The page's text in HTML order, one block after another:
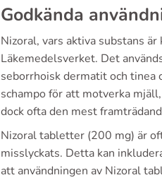
Godkända
Nizoral, vars aktiva substans
Läkemedelsverket. Det
seborrhoisk dermatit och
schampo för att motverka
dock ofta den mest
Nizoral tabletter (200 mg) är
misslyckats. Detta kan
att användningen av Nizoral